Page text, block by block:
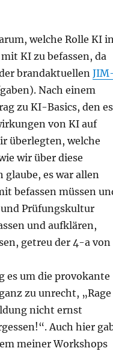
welche Rolle KI
KI zu befassen, da
brandaktuellen
Nach einem
zu KI-Basics, den es
von KI auf
überlegten, welche
wir über diese
es war allen
befassen müssen
Prüfungskultur
und aufklären,
getreu der 4-a von
es um die provokante
zu unrecht, „Rage
nicht ernst
Auch hier
meiner Workshops